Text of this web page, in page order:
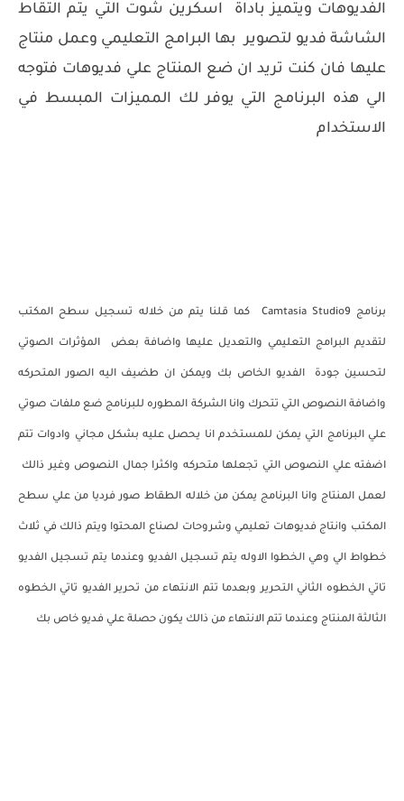
الفديوهات ويتميز باداة اسكرين شوت التي يتم التقاط
الشاشة فديو لتصوير بها البرامج التعليمي وعمل منتاج
عليها فان كنت تريد ان ضع المنتاج علي فديوهات فتوجه
الي هذه البرنامج التي يوفر لك المميزات المبسط في
الاستخدام
برنامج Camtasia Studio9 كما قلنا يتم من خلاله تسجيل سطح المكتب
لتقديم البرامج التعليمي والتعديل عليها واضافة بعض المؤثرات الصوتي
لتحسين جودة الفديو الخاص بك ويمكن ان طضيف اليه الصور المتحركه
واضافة النصوص التي تتحرك وانا الشركة المطوره للبرنامج ضع ملفات صوتي
علي البرنامج التي يمكن للمستخدم انا يحصل عليه بشكل مجاني وادوات تتم
اضفته علي النصوص التي تجعلها متحركه واكثرا جمال النصوص وغير ذالك
لعمل المنتاج وانا البرنامج يمكن من خلاله الطقاط صور فرديا من علي سطح
المكتب وانتاج فديوهات تعليمي وشروحات لصناع المحتوا ويتم ذالك في ثلاث
خطواط الي وهي الخطوا الاوله يتم تسجيل الفديو وعندما يتم تسجيل الفديو
تاتي الخطوه الثاني التحرير وبعدما تتم الانتهاء من تحرير الفديو تاتي الخطوه
الثالثة المنتاج وعندما تتم الانتهاء من ذالك يكون حصلة علي فديو خاص بك